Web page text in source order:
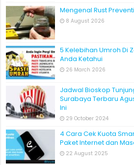
Mengenal Rust
8 August 2026
5 Kelebihan Umroh Di
Anda Ketahui
26 March 2026
Jadwal Bioskop
Surabaya Terbaru
Ini
29 October 2024
4 Cara Cek Kuota
Paket Internet dan
22 August 2025